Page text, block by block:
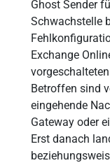
Ghost Sender
Schwachstelle
Exchange
Betroffen sind
eingehende
Gateway oder
Erst danach